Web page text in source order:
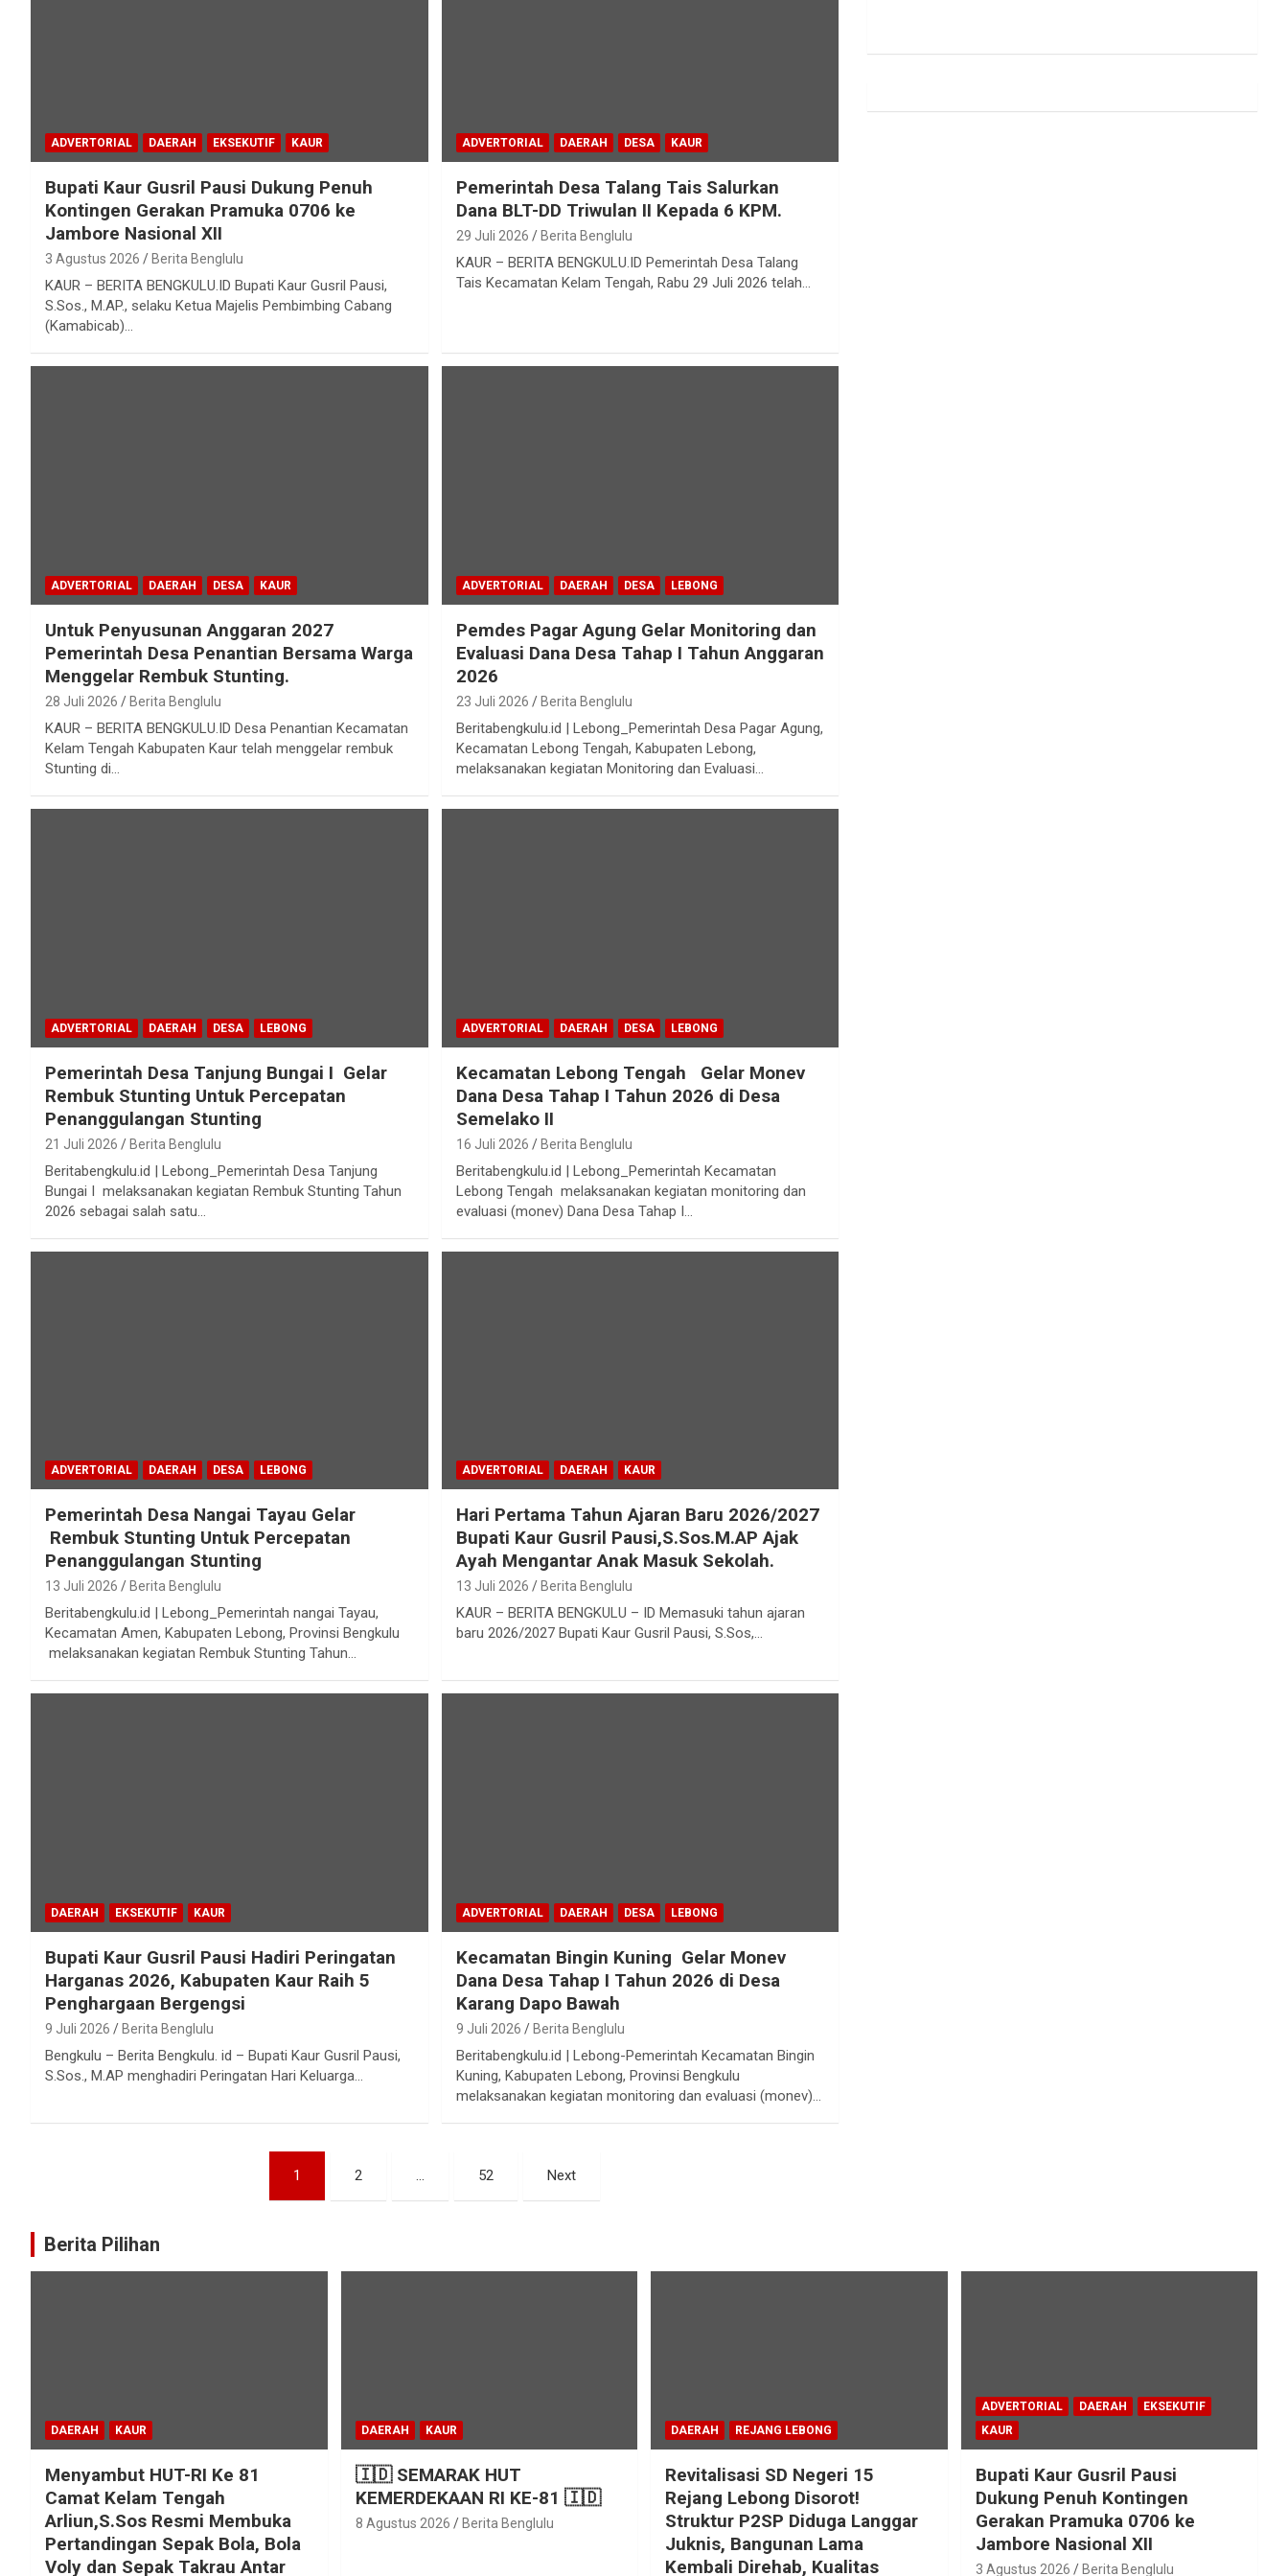
ADVERTORIAL DAERAH EKSEKUTIF KAUR
Bupati Kaur Gusril Pausi Dukung Penuh
Kontingen Gerakan Pramuka 0706 ke
Jambore Nasional XII
3 Agustus 2026 Berita Benglulu
KAUR – BERITA BENGKULU.ID Bupati Kaur Gusril Pausi,
S.Sos., M.AP., selaku Ketua Majelis Pembimbing Cabang
(Kamabicab)…
ADVERTORIAL DAERAH DESA KAUR
Pemerintah Desa Talang Tais Salurkan
Dana BLT-DD Triwulan II Kepada 6 KPM.
29 Juli 2026 Berita Benglulu
KAUR – BERITA BENGKULU.ID Pemerintah Desa Talang
Tais Kecamatan Kelam Tengah, Rabu 29 Juli 2026 telah…
ADVERTORIAL DAERAH DESA KAUR
Untuk Penyusunan Anggaran 2027
Pemerintah Desa Penantian Bersama Warga
Menggelar Rembuk Stunting.
28 Juli 2026 Berita Benglulu
KAUR – BERITA BENGKULU.ID Desa Penantian Kecamatan
Kelam Tengah Kabupaten Kaur telah menggelar rembuk
Stunting di…
ADVERTORIAL DAERAH DESA LEBONG
Pemdes Pagar Agung Gelar Monitoring dan
Evaluasi Dana Desa Tahap I Tahun Anggaran
2026
23 Juli 2026 Berita Benglulu
Beritabengkulu.id | Lebong_Pemerintah Desa Pagar Agung,
Kecamatan Lebong Tengah, Kabupaten Lebong,
melaksanakan kegiatan Monitoring dan Evaluasi…
ADVERTORIAL DAERAH DESA LEBONG
Pemerintah Desa Tanjung Bungai I Gelar
Rembuk Stunting Untuk Percepatan
Penanggulangan Stunting
21 Juli 2026 Berita Benglulu
Beritabengkulu.id | Lebong_Pemerintah Desa Tanjung
Bungai I melaksanakan kegiatan Rembuk Stunting Tahun
2026 sebagai salah satu…
ADVERTORIAL DAERAH DESA LEBONG
Kecamatan Lebong Tengah Gelar Monev
Dana Desa Tahap I Tahun 2026 di Desa
Semelako II
16 Juli 2026 Berita Benglulu
Beritabengkulu.id | Lebong_Pemerintah Kecamatan
Lebong Tengah melaksanakan kegiatan monitoring dan
evaluasi (monev) Dana Desa Tahap I…
ADVERTORIAL DAERAH DESA LEBONG
Pemerintah Desa Nangai Tayau Gelar
Rembuk Stunting Untuk Percepatan
Penanggulangan Stunting
13 Juli 2026 Berita Benglulu
Beritabengkulu.id | Lebong_Pemerintah nangai Tayau,
Kecamatan Amen, Kabupaten Lebong, Provinsi Bengkulu
melaksanakan kegiatan Rembuk Stunting Tahun…
ADVERTORIAL DAERAH KAUR
Hari Pertama Tahun Ajaran Baru 2026/2027
Bupati Kaur Gusril Pausi,S.Sos.M.AP Ajak
Ayah Mengantar Anak Masuk Sekolah.
13 Juli 2026 Berita Benglulu
KAUR – BERITA BENGKULU – ID Memasuki tahun ajaran
baru 2026/2027 Bupati Kaur Gusril Pausi, S.Sos,…
DAERAH EKSEKUTIF KAUR
Bupati Kaur Gusril Pausi Hadiri Peringatan
Harganas 2026, Kabupaten Kaur Raih 5
Penghargaan Bergengsi
9 Juli 2026 Berita Benglulu
Bengkulu – Berita Bengkulu. id – Bupati Kaur Gusril Pausi,
S.Sos., M.AP menghadiri Peringatan Hari Keluarga…
ADVERTORIAL DAERAH DESA LEBONG
Kecamatan Bingin Kuning Gelar Monev
Dana Desa Tahap I Tahun 2026 di Desa
Karang Dapo Bawah
9 Juli 2026 Berita Benglulu
Beritabengkulu.id | Lebong-Pemerintah Kecamatan Bingin
Kuning, Kabupaten Lebong, Provinsi Bengkulu
melaksanakan kegiatan monitoring dan evaluasi (monev)…
1 2 … 52 Next
Berita Pilihan
DAERAH KAUR
Menyambut HUT-RI Ke 81
Camat Kelam Tengah
Arliun,S.Sos Resmi Membuka
Pertandingan Sepak Bola, Bola
Voly dan Sepak Takrau Antar
DAERAH KAUR
🇮🇩 SEMARAK HUT
KEMERDEKAAN RI KE-81 🇮🇩
8 Agustus 2026 Berita Benglulu
DAERAH REJANG LEBONG
Revitalisasi SD Negeri 15
Rejang Lebong Disorot!
Struktur P2SP Diduga Langgar
Juknis, Bangunan Lama
Kembali Direhab, Kualitas
ADVERTORIAL DAERAH
EKSEKUTIF
KAUR
Bupati Kaur Gusril Pausi
Dukung Penuh Kontingen
Gerakan Pramuka 0706 ke
Jambore Nasional XII
3 Agustus 2026 Berita Benglulu